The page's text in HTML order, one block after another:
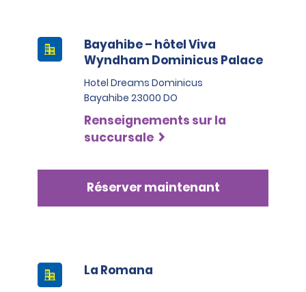
Bayahibe – hôtel Viva
Wyndham Dominicus Palace
Hotel Dreams Dominicus
Bayahibe 23000 DO
Renseignements sur la
succursale
Réserver maintenant
La Romana